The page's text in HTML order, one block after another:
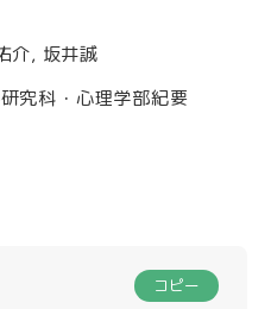
介, 坂井誠
究科・心理学部紀要
コピー